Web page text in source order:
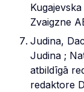
Zvaigzne
Judina,
Judina ;
atbildīgā
redaktore